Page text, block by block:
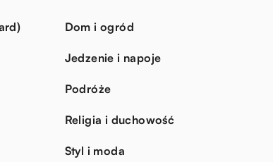
Dom i ogród
Jedzenie i napoje
Podróże
Religia i duchowość
Styl i moda